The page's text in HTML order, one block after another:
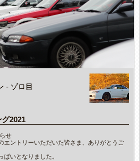
- ゾロ目
2021
せ
エントリーいただいた皆さま、ありがとうご
ぱいとなりました。